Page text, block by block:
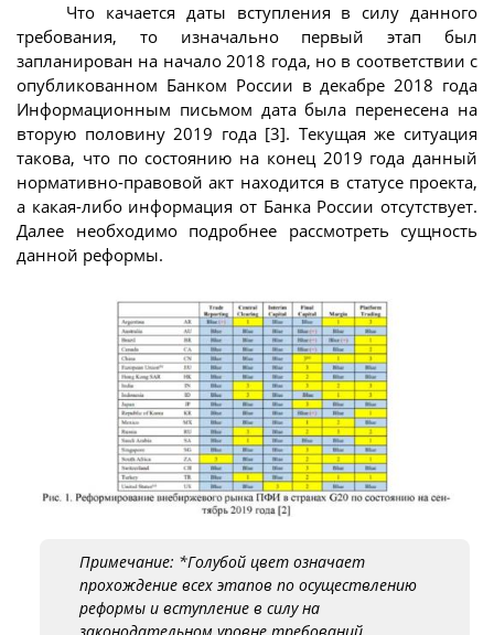
Что качается даты вступления в силу данного
требования, то изначально первый этап был
запланирован на начало 2018 года, но в соответствии с
опубликованном Банком России в декабре 2018 года
Информационным письмом дата была перенесена на
вторую половину 2019 года [3]. Текущая же ситуация
такова, что по состоянию на конец 2019 года данный
нормативно-правовой акт находится в статусе проекта,
а какая-либо информация от Банка России отсутствует.
Далее необходимо подробнее рассмотреть сущность
данной реформы.
Примечание: *Голубой цвет означает
прохождение всех этапов по осуществлению
реформы и вступление в силу на